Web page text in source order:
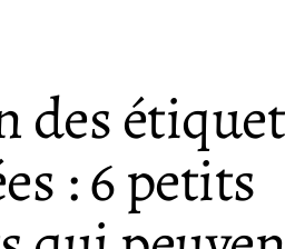
: 6 petits